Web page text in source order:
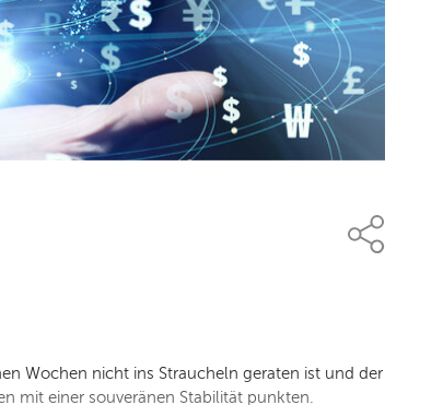
Wochen nicht ins Straucheln geraten ist und der
mit einer souveränen Stabilität punkten.